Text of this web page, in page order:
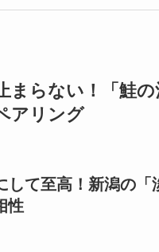
まらない！「鮭の
アリング
して至高！新潟の「
性